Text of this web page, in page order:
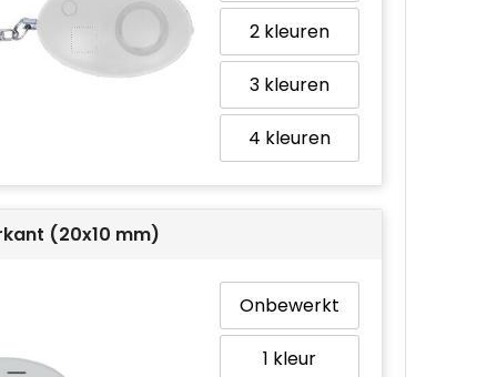
2
3
4
(20x10 mm)
Onbewerkt
1